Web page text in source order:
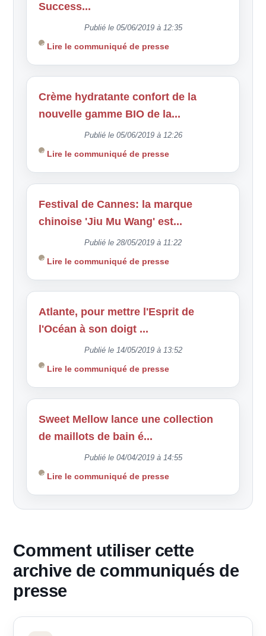
Success...
Publié le 05/06/2019 à 12:35
Lire le communiqué de presse
Crème hydratante confort de la
nouvelle gamme BIO de la...
Publié le 05/06/2019 à 12:26
Lire le communiqué de presse
Festival de Cannes: la marque
chinoise 'Jiu Mu Wang' est...
Publié le 28/05/2019 à 11:22
Lire le communiqué de presse
Atlante, pour mettre l'Esprit de
l'Océan à son doigt ...
Publié le 14/05/2019 à 13:52
Lire le communiqué de presse
Sweet Mellow lance une collection
de maillots de bain é...
Publié le 04/04/2019 à 14:55
Lire le communiqué de presse
Comment utiliser cette
archive de communiqués de
presse